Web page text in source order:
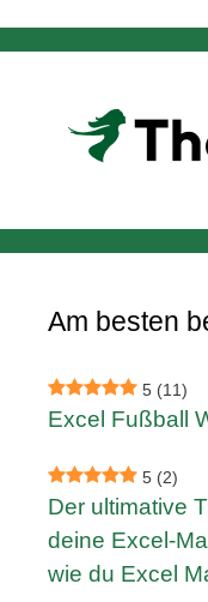
Am besten
5 (11)
Excel Fußball
5 (2)
Der ultimative
deine Excel-
wie du Excel